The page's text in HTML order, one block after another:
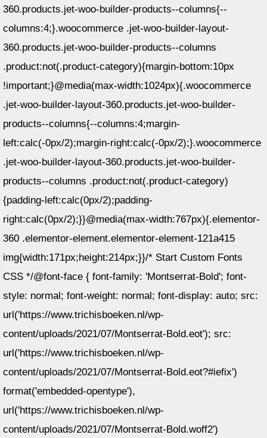
360.products.jet-woo-builder-products--columns{--
columns:4;}.woocommerce .jet-woo-builder-layout-
360.products.jet-woo-builder-products--columns
.product:not(.product-category){margin-bottom:10px
!important;}@media(max-width:1024px){.woocommerce
.jet-woo-builder-layout-360.products.jet-woo-builder-
products--columns{--columns:4;margin-
left:calc(-0px/2);margin-right:calc(-0px/2);}.woocommerce
.jet-woo-builder-layout-360.products.jet-woo-builder-
products--columns .product:not(.product-category)
{padding-left:calc(0px/2);padding-
right:calc(0px/2);}}@media(max-width:767px){.elementor-
360 .elementor-element.elementor-element-121a415
img{width:171px;height:214px;}}/* Start Custom Fonts
CSS */@font-face { font-family: 'Montserrat-Bold'; font-
style: normal; font-weight: normal; font-display: auto; src:
url('https://www.trichisboeken.nl/wp-
content/uploads/2021/07/Montserrat-Bold.eot'); src:
url('https://www.trichisboeken.nl/wp-
content/uploads/2021/07/Montserrat-Bold.eot?#iefix')
format('embedded-opentype'),
url('https://www.trichisboeken.nl/wp-
content/uploads/2021/07/Montserrat-Bold.woff2')